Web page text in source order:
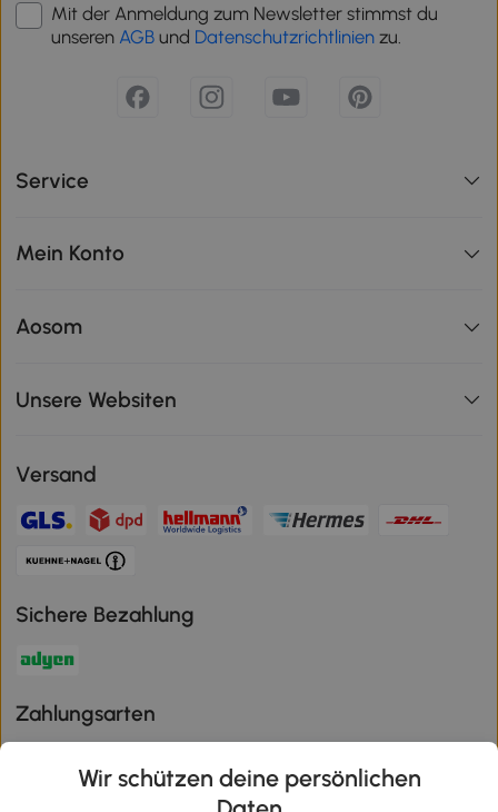
Mit der Anmeldung zum Newsletter stimmst du
unseren AGB und Datenschutzrichtlinien zu.
Service
Mein Konto
Aosom
Unsere Websiten
Versand
Sichere Bezahlung
Zahlungsarten
Wir schützen deine persönlichen